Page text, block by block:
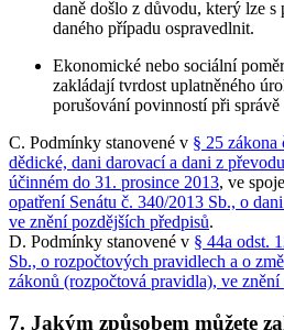
daně došlo z důvodu, který lze
daného případu ospravedlnit.
Ekonomické nebo sociální
zakládají tvrdost uplatněného
porušování povinností při
C. Podmínky stanovené v § 25 zákona
dědické, dani darovací a dani z
účinném do 31. prosince 2013, ve
opatření Senátu č. 340/2013 Sb., o
ve znění pozdějších předpisů.
D. Podmínky stanovené v § 44a odst.
Sb., o rozpočtových pravidlech a o
zákonů (rozpočtová pravidla), ve znění
7. Jakým způsobem můžete